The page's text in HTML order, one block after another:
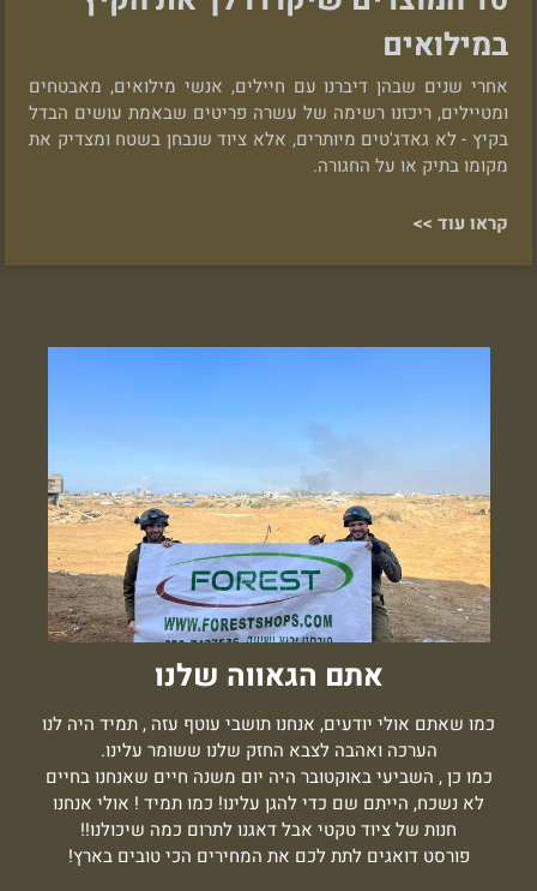
במילואים
אחרי שנים שבהן דיברנו עם חיילים, אנשי מילואים, מאבטחים
ומטיילים, ריכזנו רשימה של עשרה פריטים שבאמת עושים הבדל
בקיץ - לא גאדג'טים מיותרים, אלא ציוד שנבחן בשטח ומצדיק את
מקומו בתיק או על החגורה.
קראו עוד >>
אתם הגאווה שלנו
כמו שאתם אולי יודעים, אנחנו תושבי עוטף עזה , תמיד היה לנו
הערכה ואהבה לצבא החזק שלנו ששומר עלינו.
כמו כן , השביעי באוקטובר היה יום משנה חיים שאנחנו בחיים
לא נשכח, הייתם שם כדי להגן עלינו! כמו תמיד ! אולי אנחנו
חנות של ציוד טקטי אבל דאגנו לתרום כמה שיכולנו!!
פורסט דואגים לתת לכם את המחירים הכי טובים בארץ!